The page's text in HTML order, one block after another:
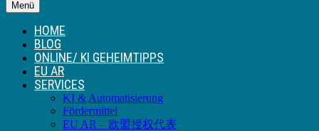
Menü
HOME
BLOG
ONLINE/ KI GEHEIMTIPPS
EU AR
SERVICES
KI & Automatisierung
Fördermittel
EU AR – 欧盟授权代表